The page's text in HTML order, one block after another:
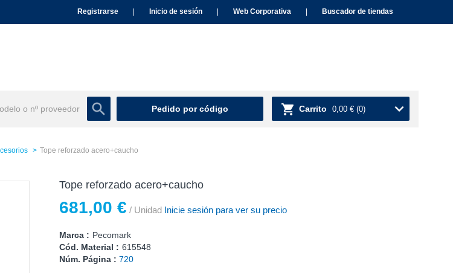
Registrarse Inicio de sesión Web Corporativa Buscador de tiendas
Pedido por código Carrito 0,00 € (0)
Tope reforzado acero+caucho
Tope reforzado acero+caucho
681,00 € / Unidad Inicie sesión para ver su precio
Marca : Pecomark
Cód. Material : 615548
Núm. Página : 720